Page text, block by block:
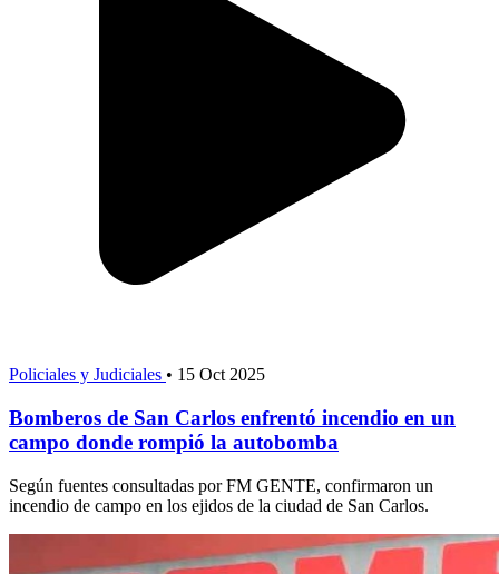
Policiales y Judiciales • 15 Oct 2025
Bomberos de San Carlos enfrentó incendio en un
campo donde rompió la autobomba
Según fuentes consultadas por FM GENTE, confirmaron un
incendio de campo en los ejidos de la ciudad de San Carlos.